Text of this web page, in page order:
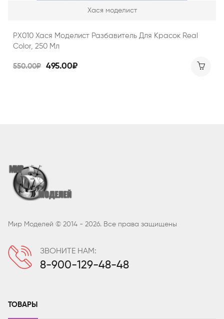
Хася моделист
РХ010 Хася Моделист Разбавитель Для Красок Real
Color, 250 Мл
550.00₽ 495.00₽
Мир Моделей © 2014 - 2026. Все права защищены
ЗВОНИТЕ НАМ:
8-900-129-48-48
ТОВАРЫ